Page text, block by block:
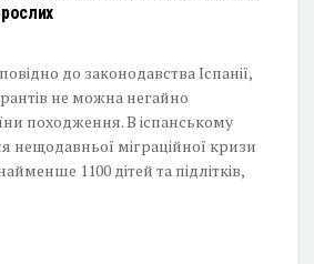
до законодавства Іспанії,
не можна негайно
походження. В іспанському
нещодавньої міграційної кризи
1100 дітей та підлітків,